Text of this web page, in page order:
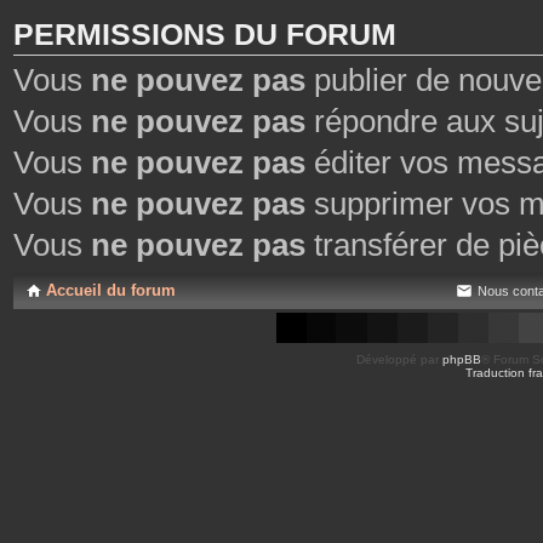
PERMISSIONS DU FORUM
Vous ne pouvez pas publier de
Vous ne pouvez pas répondre aux
Vous ne pouvez pas éditer vos
Vous ne pouvez pas supprimer vos
Vous ne pouvez pas transférer de
Accueil du forum Nous
Développé par phpBB ® Forum
Traduction